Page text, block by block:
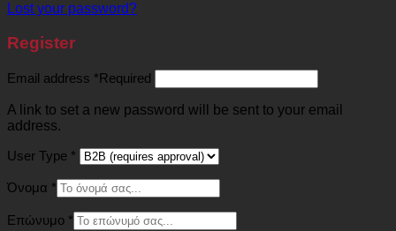
Lost your password?
Register
Email address *Required
A link to set a new password will be sent to your email
address.
User Type *
Όνομα *
Επώνυμο *